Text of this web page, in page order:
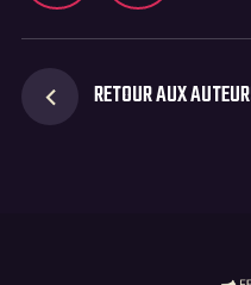
RETOUR AUX